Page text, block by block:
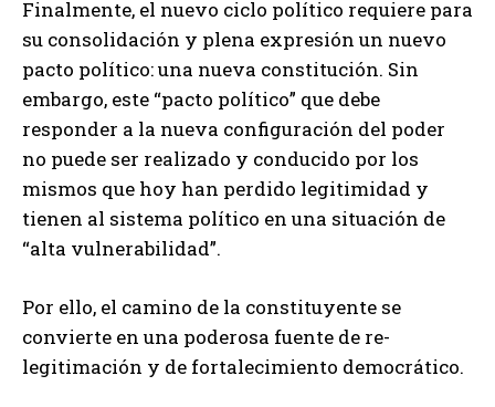
Finalmente, el nuevo ciclo político requiere para
su consolidación y plena expresión un nuevo
pacto político: una nueva constitución. Sin
embargo, este “pacto político” que debe
responder a la nueva configuración del poder
no puede ser realizado y conducido por los
mismos que hoy han perdido legitimidad y
tienen al sistema político en una situación de
“alta vulnerabilidad”.
Por ello, el camino de la constituyente se
convierte en una poderosa fuente de re-
legitimación y de fortalecimiento democrático.